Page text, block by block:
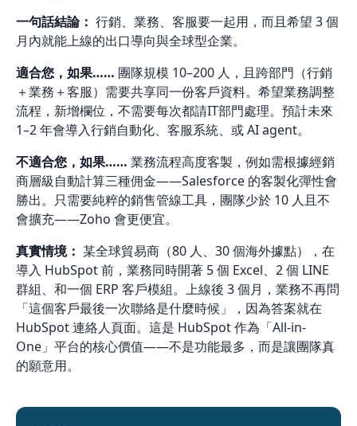
一句話結論： 行銷、業務、客服要一起用，而且希望 3 個
月內就能上線的出口導向與全球型企業。
適合您，如果…… 團隊規模 10–200 人，且跨部門（行銷
＋業務＋客服）需要共享同一份客戶資料。希望業務調整
流程，新增欄位，不需要每次都請IT部門處理。預計未來
1–2 年會導入行銷自動化、客服系統、或 AI agent。
不適合您，如果…… 業務流程高度客製，例如需根據經銷
商層級自動計算三種佣金——Salesforce 的客製化彈性會
勝出。只需要純粹的銷售管線工具，團隊少於 10 人且不
會擴充——Zoho 會更便宜。
真實情境： 某全球貿易商（80 人、30 個海外據點），在
導入 HubSpot 前，業務同時開著 5 個 Excel、2 個 LINE
群組、和一個 ERP 客戶模組。上線後 3 個月，業務不再問
「這個客戶最後一次聯絡是什麼時候」，因為答案就在
HubSpot 連絡人頁面。這是 HubSpot 作為「All-in-
One」平台的核心價值——不是功能最多，而是讓團隊真
的願意用。